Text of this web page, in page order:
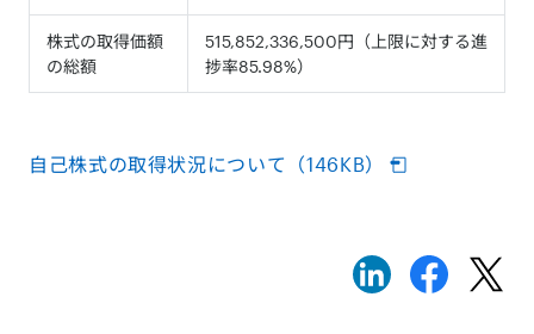
株式の取得価額
の総額
515,852,336,500円（上限に対する進
捗率85.98%）
自己株式の取得状況について（146KB）